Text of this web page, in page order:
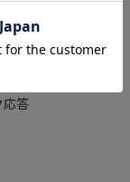
応答